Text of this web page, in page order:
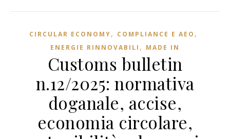
CIRCULAR ECONOMY, COMPLIANCE E AEO ,
ENERGIE RINNOVABILI , MADE IN
Customs bulletin
n.12/2025: normativa
doganale, accise,
economia circolare,